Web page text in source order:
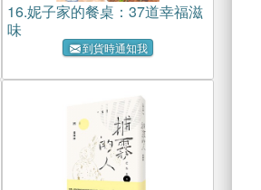
16.妮子家的餐桌：37道幸福滋
味
到貨時通知我